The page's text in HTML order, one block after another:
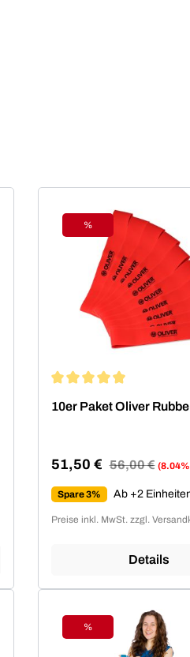
Rabatt
%
10er Paket Oliver
Verkaufspreis:
51,50 € Regulärer Preis:
56,00 €
Spare 3% Ab +2
Preise inkl. MwSt. zzgl.
Details
Rabatt
%